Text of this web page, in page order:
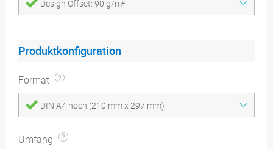
Design Offset: 90 g/m²
Produktkonfiguration
Format
DIN A4 hoch (210 mm x 297 mm)
Umfang